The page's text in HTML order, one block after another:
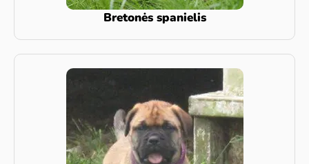
Bretonės spanielis